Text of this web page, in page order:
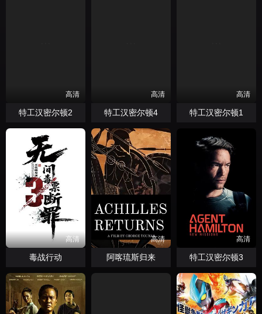
高清
特工汉密尔顿2
高清
特工汉密尔顿4
高清
特工汉密尔顿1
高清
毒战行动
高清
阿喀琉斯归来
高清
特工汉密尔顿3